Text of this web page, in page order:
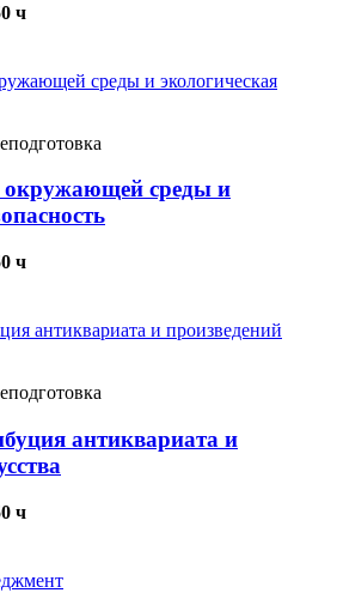
ч
окружающей среды и
ч
антиквариата и
ч